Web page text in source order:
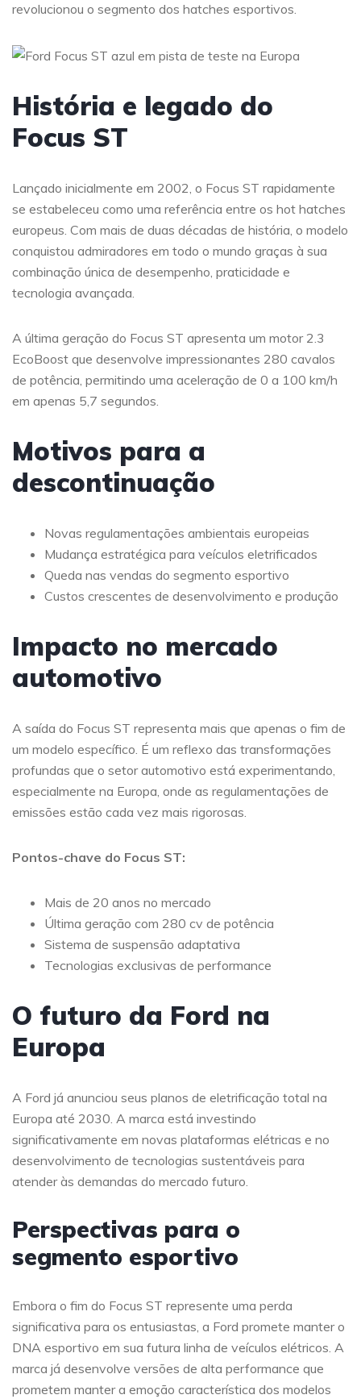
revolucionou o segmento dos hatches esportivos.
História e legado do
Focus ST
Lançado inicialmente em 2002, o Focus ST rapidamente
se estabeleceu como uma referência entre os hot hatches
europeus. Com mais de duas décadas de história, o modelo
conquistou admiradores em todo o mundo graças à sua
combinação única de desempenho, praticidade e
tecnologia avançada.
A última geração do Focus ST apresenta um motor 2.3
EcoBoost que desenvolve impressionantes 280 cavalos
de potência, permitindo uma aceleração de 0 a 100 km/h
em apenas 5,7 segundos.
Motivos para a
descontinuação
Novas regulamentações ambientais europeias
Mudança estratégica para veículos eletrificados
Queda nas vendas do segmento esportivo
Custos crescentes de desenvolvimento e produção
Impacto no mercado
automotivo
A saída do Focus ST representa mais que apenas o fim de
um modelo específico. É um reflexo das transformações
profundas que o setor automotivo está experimentando,
especialmente na Europa, onde as regulamentações de
emissões estão cada vez mais rigorosas.
Pontos-chave do Focus ST:
Mais de 20 anos no mercado
Última geração com 280 cv de potência
Sistema de suspensão adaptativa
Tecnologias exclusivas de performance
O futuro da Ford na
Europa
A Ford já anunciou seus planos de eletrificação total na
Europa até 2030. A marca está investindo
significativamente em novas plataformas elétricas e no
desenvolvimento de tecnologias sustentáveis para
atender às demandas do mercado futuro.
Perspectivas para o
segmento esportivo
Embora o fim do Focus ST represente uma perda
significativa para os entusiastas, a Ford promete manter o
DNA esportivo em sua futura linha de veículos elétricos. A
marca já desenvolve versões de alta performance que
prometem manter a emoção característica dos modelos